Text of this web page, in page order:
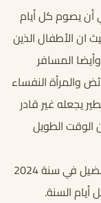
أن يصوم كل أيام
ان الأطفال الذين
المسافر
الحائض والمرأة النفساء
يجعله غير قادر
الوقت الطويل
سنتحدث في هذا المقال عن شهر رمضان الفضيل في سنة 2024
السنة.